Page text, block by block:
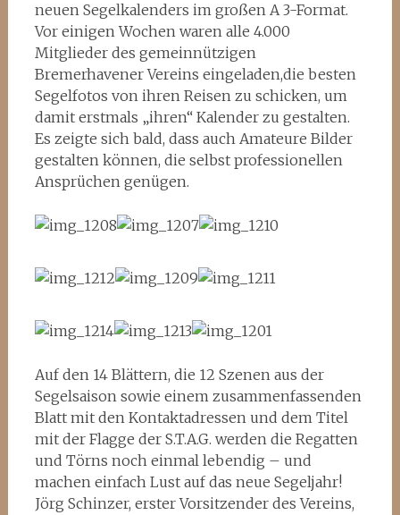
neuen Segelkalenders im großen A 3-Format.
Vor einigen Wochen waren alle 4.000
Mitglieder des gemeinnützigen
Bremerhavener Vereins eingeladen,die besten
Segelfotos von ihren Reisen zu schicken, um
damit erstmals „ihren“ Kalender zu gestalten.
Es zeigte sich bald, dass auch Amateure Bilder
gestalten können, die selbst professionellen
Ansprüchen genügen.
Auf den 14 Blättern, die 12 Szenen aus der
Segelsaison sowie einem zusammenfassenden
Blatt mit den Kontaktadressen und dem Titel
mit der Flagge der S.T.A.G. werden die Regatten
und Törns noch einmal lebendig – und
machen einfach Lust auf das neue Segeljahr!
Jörg Schinzer, erster Vorsitzender des Vereins,